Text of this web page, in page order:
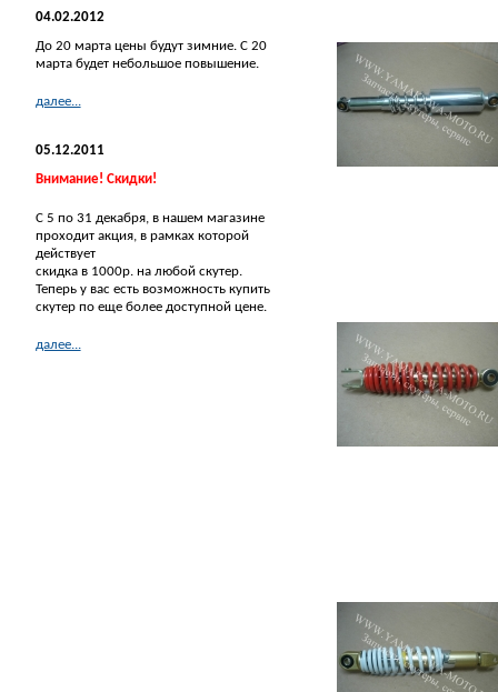
04.02.2012
До 20 марта цены будут зимние. С 20
марта будет небольшое повышение.
далее...
05.12.2011
Внимание! Скидки!
С 5 по 31 декабря, в нашем магазине
проходит акция, в рамках которой
действует
скидка в 1000р. на любой скутер.
Теперь у вас есть возможность купить
скутер по еще более доступной цене.
далее...